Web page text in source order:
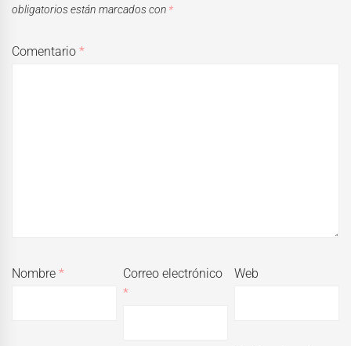
obligatorios están marcados con *
Comentario*
Nombre*
Correo electrónico
*
Web